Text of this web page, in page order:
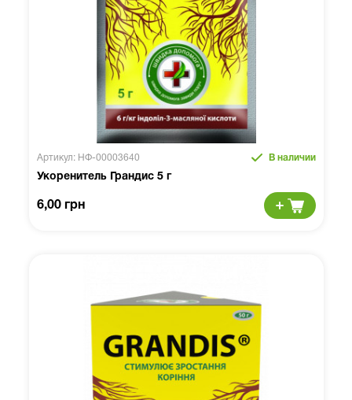
Артикул: НФ-00003640 В наличии
Укоренитель Грандис 5 г
6,00 грн